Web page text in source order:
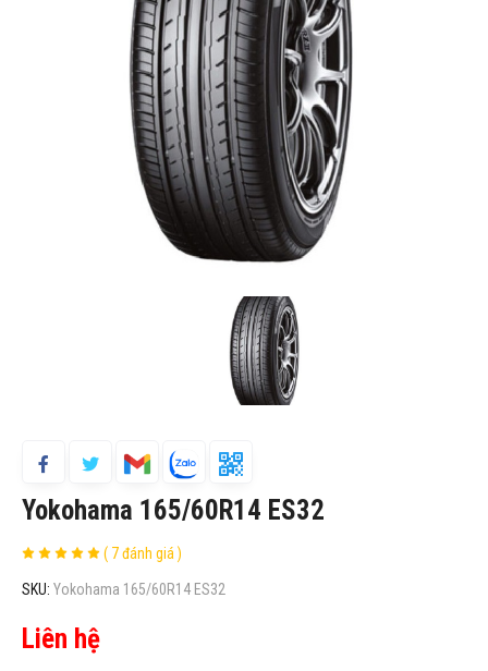
Yokohama 165/60R14 ES32
( 7 đánh giá )
SKU: Yokohama 165/60R14 ES32
Liên hệ